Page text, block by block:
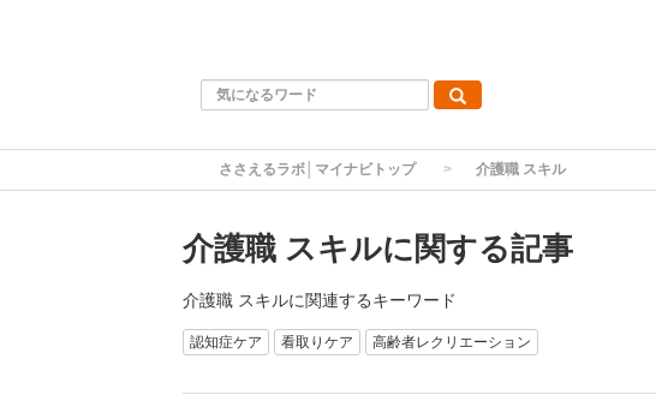
ささえるラボ│マイナビトップ 介護職 スキル
介護職 スキルに関する記事
介護職 スキルに関連するキーワード
認知症ケア 看取りケア
高齢者レクリエーション